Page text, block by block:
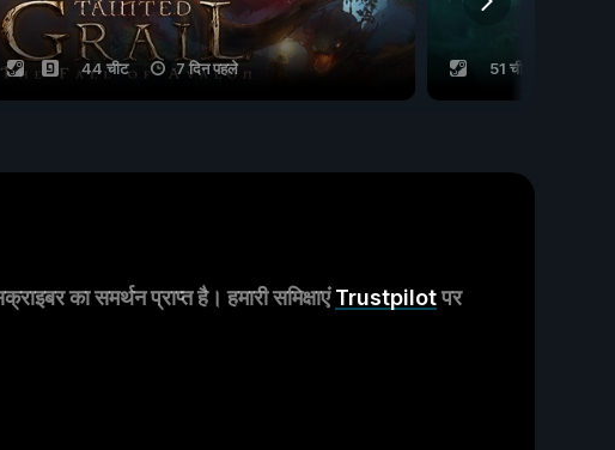
44 चीट 7 दिन पहले 51 चीट
का समर्थन प्राप्त है। हमारी समिक्षाएंTrustpilotपर